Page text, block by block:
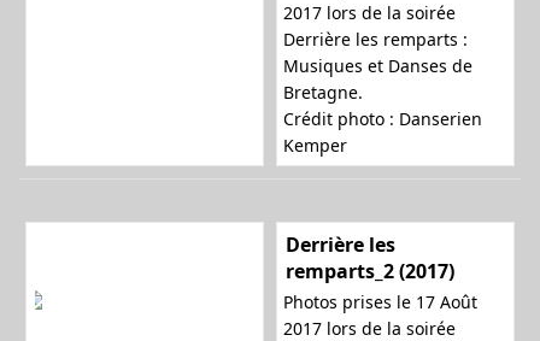
2017 lors de la soirée
Derrière les remparts :
Musiques et Danses de
Bretagne.
Crédit photo : Danserien
Kemper
Derrière les
remparts_2 (2017)
Photos prises le 17 Août
2017 lors de la soirée